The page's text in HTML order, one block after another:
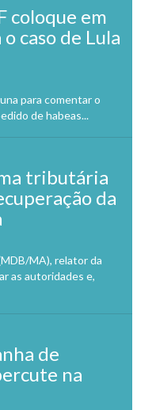
coloque em
caso de Lula
para comentar o
de habeas...
tributária
da
MA), relator da
as autoridades e,
de
na